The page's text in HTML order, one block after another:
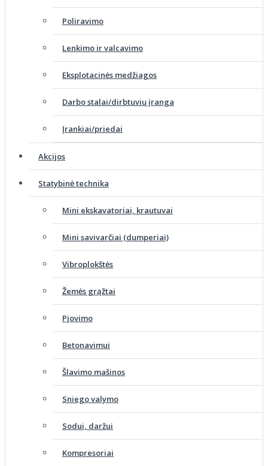
Poliravimo
Lenkimo ir valcavimo
Eksplotacinės medžiagos
Darbo stalai/dirbtuvių įranga
Įrankiai/priedai
Akcijos
Statybinė technika
Mini ekskavatoriai, krautuvai
Mini savivarčiai (dumperiai)
Vibroplokštės
Žemės grąžtai
Pjovimo
Betonavimui
Šlavimo mašinos
Sniego valymo
Sodui, daržui
Kompresoriai